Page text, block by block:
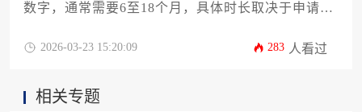
数字，通常需要6至18个月，具体时长取决于申请类
评估等多个变量。对于计划在伯利兹开展业务的企
2026-03-23 15:20:09 283 人看过
相关专题